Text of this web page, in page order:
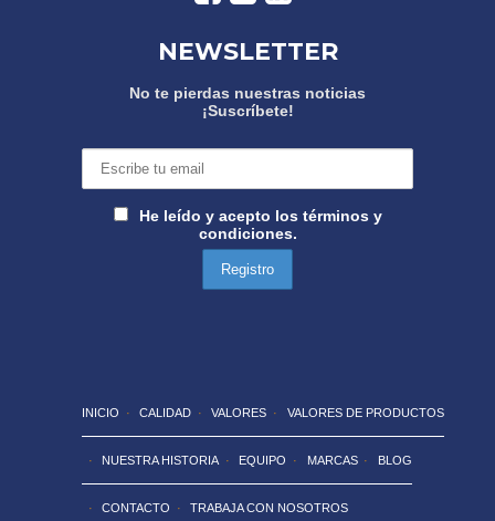
NEWSLETTER
No te pierdas nuestras noticias
¡Suscríbete!
He leído y acepto los términos y
condiciones.
INICIO CALIDAD VALORES VALORES DE PRODUCTOS
NUESTRA HISTORIA EQUIPO MARCAS BLOG
CONTACTO TRABAJA CON NOSOTROS